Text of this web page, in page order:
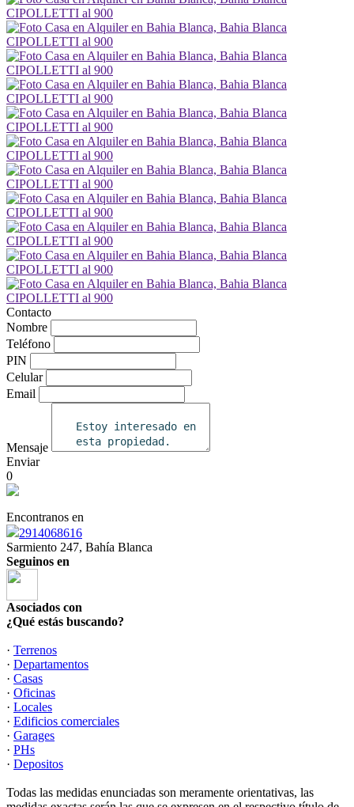
Contacto
Nombre
Teléfono
PIN
Celular
Email
Mensaje
Enviar
0
Encontranos en
2914068616
Sarmiento 247, Bahía Blanca
Seguinos en
Asociados con
¿Qué estás buscando?
· Terrenos
· Departamentos
· Casas
· Oficinas
· Locales
· Edificios comerciales
· Garages
· PHs
· Depositos
Todas las medidas enunciadas son meramente orientativas, las